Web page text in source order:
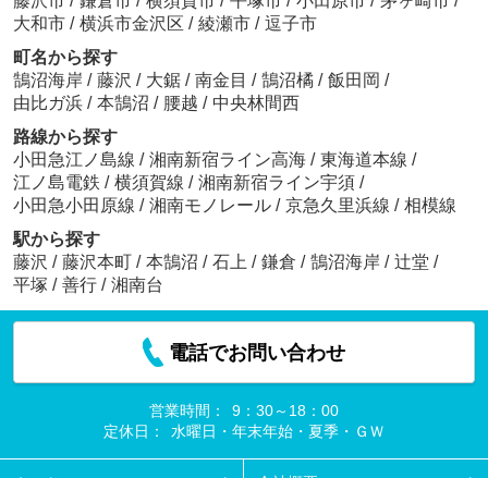
大和市 / 横浜市金沢区 / 綾瀬市 / 逗子市
町名から探す
鵠沼海岸 / 藤沢 / 大鋸 / 南金目 / 鵠沼橘 / 飯田岡 /
由比ガ浜 / 本鵠沼 / 腰越 / 中央林間西
路線から探す
小田急江ノ島線 / 湘南新宿ライン高海 / 東海道本線 /
江ノ島電鉄 / 横須賀線 / 湘南新宿ライン宇須 /
小田急小田原線 / 湘南モノレール / 京急久里浜線 / 相模線
駅から探す
藤沢 / 藤沢本町 / 本鵠沼 / 石上 / 鎌倉 / 鵠沼海岸 / 辻堂 /
平塚 / 善行 / 湘南台
電話でお問い合わせ
営業時間：
9：30～18：00
定休日：
水曜日・年末年始・夏季・ＧＷ